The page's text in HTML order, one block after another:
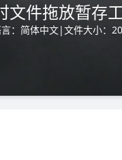
文件拖放暂存
：简体中文|文件大小：